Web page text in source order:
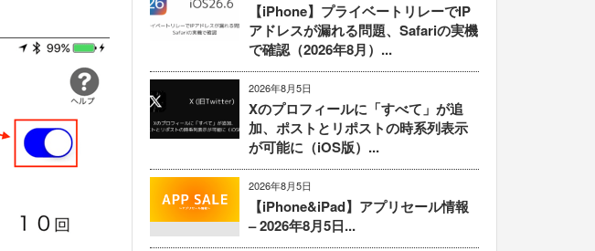
【iPhone】プライベートリレーでIP
アドレスが漏れる問題、Safariの実機
で確認（2026年8月）...
2026年8月5日
Xのプロフィールに「すべて」が追
加、ポストとリポストの時系列表示
が可能に（iOS版）...
2026年8月5日
【iPhone&iPad】アプリセール情報
– 2026年8月5日...